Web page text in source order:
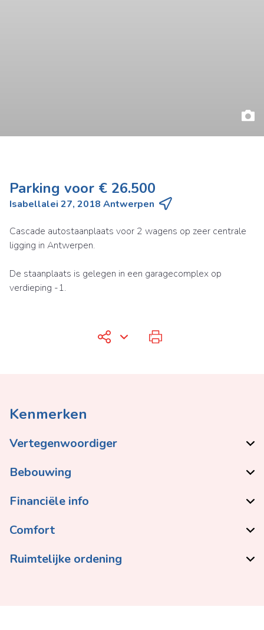
Parking voor € 26.500
Isabellalei 27, 2018 Antwerpen
Cascade autostaanplaats voor 2 wagens op zeer centrale
ligging in Antwerpen.
De staanplaats is gelegen in een garagecomplex op
verdieping -1.
Kenmerken
Vertegenwoordiger
Bebouwing
Financiële info
Comfort
Ruimtelijke ordening